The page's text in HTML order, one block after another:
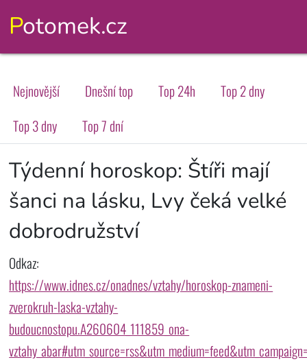
Potomek.cz
Nejnovější Dnešní top Top 24h
Top 2 dny
Top 3 dny
Top 7 dní
Týdenní horoskop: Štíři mají
šanci na lásku, Lvy čeká velké
dobrodružství
Odkaz:
https://www.idnes.cz/onadnes/vztahy/horoskop-znameni-
zverokruh-laska-vztahy-
budoucnostopu.A260604_111859_ona-